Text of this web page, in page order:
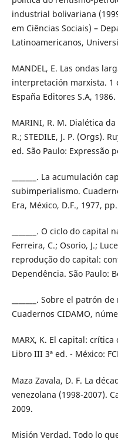
industrial bolivariana
em Ciências Sociais) –
Latinoamericanos,
MANDEL, E. Las ondas
interpretación marxista. 1
España Editores S.A, 1986.
MARINI, R. M. Dialética
R.; STEDILE, J. P. (Orgs).
ed. São Paulo: Expressão
_______. La acumulación
subimperialismo.
Era, México, D.F., 1977,
_______. O ciclo do
Ferreira, C.; Osorio, J.;
reprodução do capital:
Dependência. São Paulo:
_______. Sobre el patrón
Cuadernos CIDAMO,
MARX, K. El capital:
Libro III 3ª ed. - México:
Maza Zavala, D. F. La
venezolana (1998-2007).
2009.
Misión Verdad. Todo lo